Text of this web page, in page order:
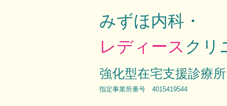
みずほ内科・
レディース クリ
強化型在宅支援診療所
​指定事業所番号 4015419544